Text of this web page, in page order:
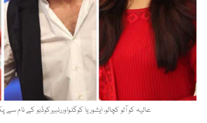
عالیہ کو آلو کچالو، ایشوریا کوگلواوررنبیرکوڈبو کے نام سے